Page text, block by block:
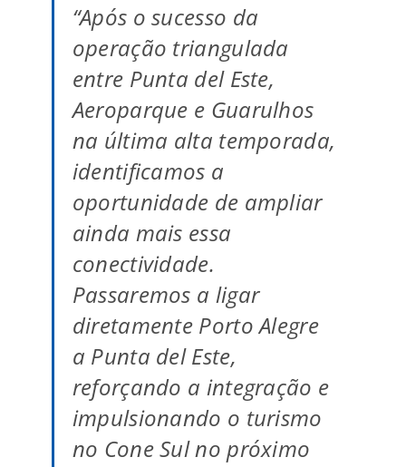
“Após o sucesso da
operação triangulada
entre Punta del Este,
Aeroparque e Guarulhos
na última alta temporada,
identificamos a
oportunidade de ampliar
ainda mais essa
conectividade.
Passaremos a ligar
diretamente Porto Alegre
a Punta del Este,
reforçando a integração e
impulsionando o turismo
no Cone Sul no próximo